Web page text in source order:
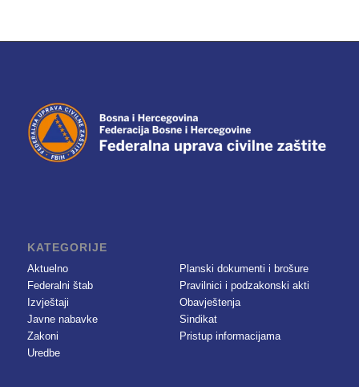
KATEGORIJE
Aktuelno
Federalni štab
Izvještaji
Javne nabavke
Zakoni
Uredbe
Planski dokumenti i brošure
Pravilnici i podzakonski akti
Obavještenja
Sindikat
Pristup informacijama